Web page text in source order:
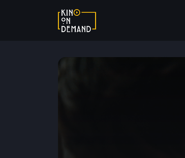
Verpasste Chancen